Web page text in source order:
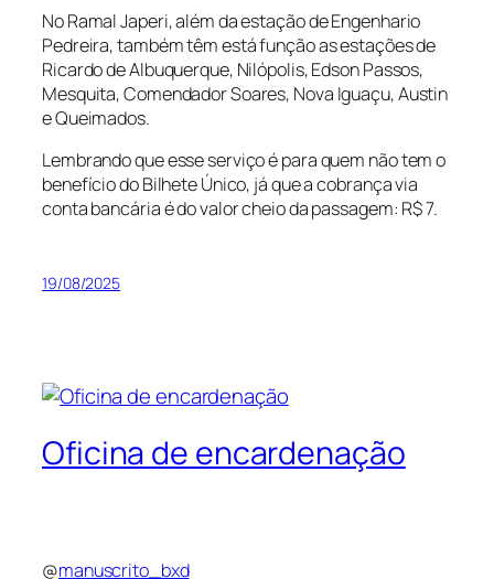
No Ramal Japeri, além da estação de Engenhario
Pedreira, também têm está função as estações de
Ricardo de Albuquerque, Nilópolis, Edson Passos,
Mesquita, Comendador Soares, Nova Iguaçu, Austin
e Queimados.
Lembrando que esse serviço é para quem não tem o
benefício do Bilhete Único, já que a cobrança via
conta bancária é do valor cheio da passagem: R$ 7.
19/08/2025
Oficina de encardenação
@manuscrito_bxd